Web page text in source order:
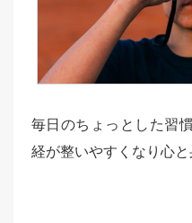
毎日のちょっとした習
経が整いやすくなり心と